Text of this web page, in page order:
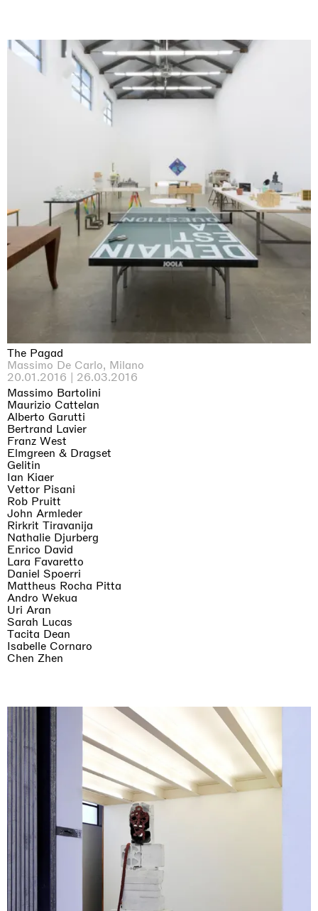
The Pagad
Massimo De Carlo, Milano
20.01.2016 | 26.03.2016
Massimo Bartolini
Maurizio Cattelan
Alberto Garutti
Bertrand Lavier
Franz West
Elmgreen & Dragset
Gelitin
Ian Kiaer
Vettor Pisani
Rob Pruitt
John Armleder
Rirkrit Tiravanija
Nathalie Djurberg
Enrico David
Lara Favaretto
Daniel Spoerri
Mattheus Rocha Pitta
Andro Wekua
Uri Aran
Sarah Lucas
Tacita Dean
Isabelle Cornaro
Chen Zhen